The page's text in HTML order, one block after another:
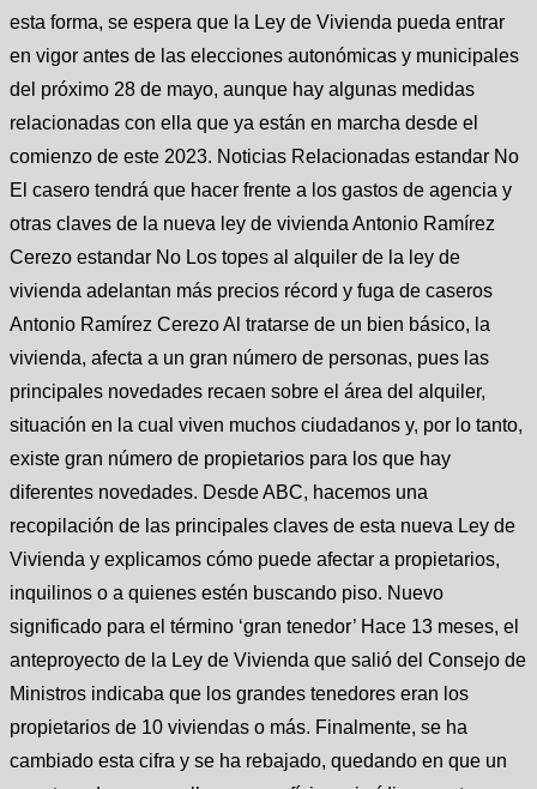
esta forma, se espera que la Ley de Vivienda pueda entrar
en vigor antes de las elecciones autonómicas y municipales
del próximo 28 de mayo, aunque hay algunas medidas
relacionadas con ella que ya están en marcha desde el
comienzo de este 2023. Noticias Relacionadas estandar No
El casero tendrá que hacer frente a los gastos de agencia y
otras claves de la nueva ley de vivienda Antonio Ramírez
Cerezo estandar No Los topes al alquiler de la ley de
vivienda adelantan más precios récord y fuga de caseros
Antonio Ramírez Cerezo Al tratarse de un bien básico, la
vivienda, afecta a un gran número de personas, pues las
principales novedades recaen sobre el área del alquiler,
situación en la cual viven muchos ciudadanos y, por lo tanto,
existe gran número de propietarios para los que hay
diferentes novedades. Desde ABC, hacemos una
recopilación de las principales claves de esta nueva Ley de
Vivienda y explicamos cómo puede afectar a propietarios,
inquilinos o a quienes estén buscando piso. Nuevo
significado para el término ‘gran tenedor’ Hace 13 meses, el
anteproyecto de la Ley de Vivienda que salió del Consejo de
Ministros indicaba que los grandes tenedores eran los
propietarios de 10 viviendas o más. Finalmente, se ha
cambiado esta cifra y se ha rebajado, quedando en que un